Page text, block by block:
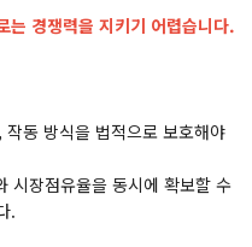
는 경쟁력을 지키기 어렵습니다.
동 방식을 법적으로 보호해야
시장점유율을 동시에 확보할 수
.